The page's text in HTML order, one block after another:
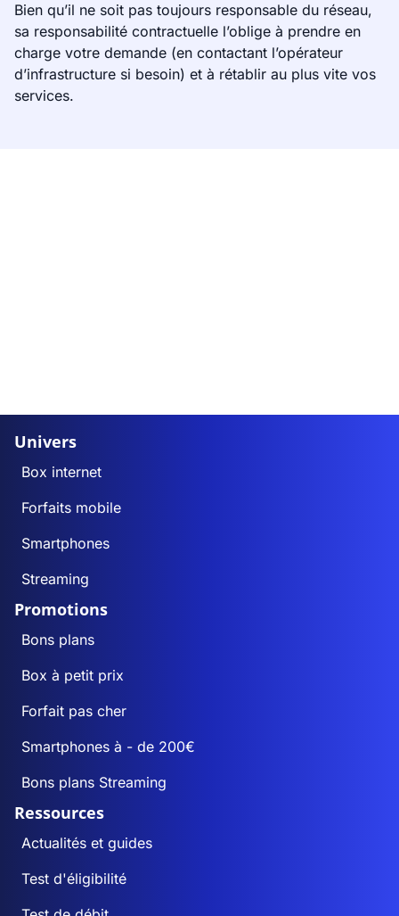
Bien qu’il ne soit pas toujours responsable du réseau,
sa responsabilité contractuelle l’oblige à prendre en
charge votre demande (en contactant l’opérateur
d’infrastructure si besoin) et à rétablir au plus vite vos
services.
Univers
Box internet
Forfaits mobile
Smartphones
Streaming
Promotions
Bons plans
Box à petit prix
Forfait pas cher
Smartphones à - de 200€
Bons plans Streaming
Ressources
Actualités et guides
Test d'éligibilité